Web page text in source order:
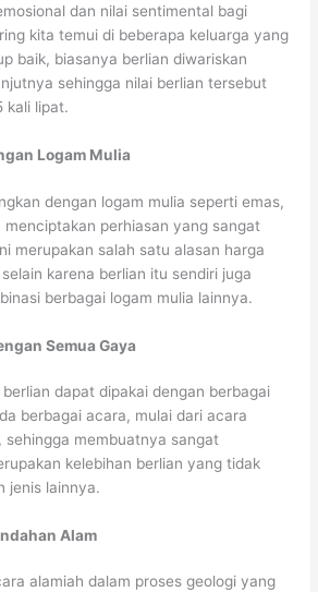
dan nilai sentimental bagi
kita temui di beberapa keluarga yang
baik, biasanya berlian diwariskan
sehingga nilai berlian tersebut
kali lipat.
Logam Mulia
dengan logam mulia seperti emas,
perhiasan yang sangat
merupakan salah satu alasan harga
karena berlian itu sendiri juga
berbagai logam mulia lainnya.
Semua Gaya
dapat dipakai dengan berbagai
berbagai acara, mulai dari acara
sehingga membuatnya sangat
kelebihan berlian yang tidak
jenis lainnya.
Alam
alamiah dalam proses geologi yang